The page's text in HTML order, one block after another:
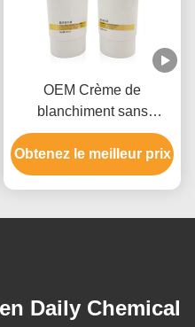
OEM Crème de
blanchiment sans
parabène pour la couleur
des cheveux avec de
l'hydroxyde d'ammonium
Obtenez le meilleur prix
Daily Chemical